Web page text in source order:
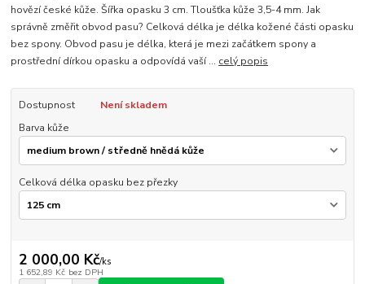
hovězí české kůže. Šířka opasku 3 cm. Tloušťka kůže 3,5-4 mm. Jak
správně změřit obvod pasu? Celková délka je délka kožené části opasku
bez spony. Obvod pasu je délka, která je mezi začátkem spony a
prostřední dírkou opasku a odpovídá vaší ... celý popis
Dostupnost
Není skladem
Barva kůže
Celková délka opasku bez přezky
2 000,00 Kč/ks
1 652,89 Kč bez DPH